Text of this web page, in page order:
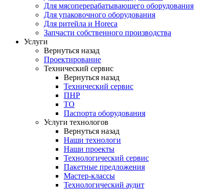
Для мясоперерабатывающего оборудования
Для упаковочного оборудования
Для ритейла и Horeca
Запчасти собственного производства
Услуги
Вернуться назад
Проектирование
Технический сервис
Вернуться назад
Технический сервис
ПНР
ТО
Паспорта оборудования
Услуги технологов
Вернуться назад
Наши технологи
Наши проекты
Технологический сервис
Пакетные предложения
Мастер-классы
Технологический аудит